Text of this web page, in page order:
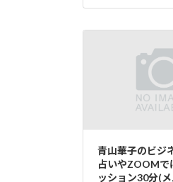
青山華子のビジ
占いやZOOMで
ッション30分(